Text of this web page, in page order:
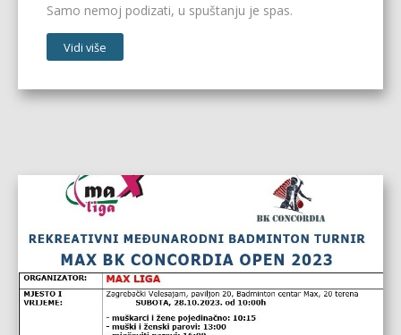
Samo nemoj podizati, u spuštanju je spas.
Vidi više